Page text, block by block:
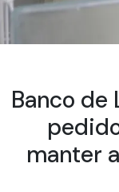
Banco de
manter